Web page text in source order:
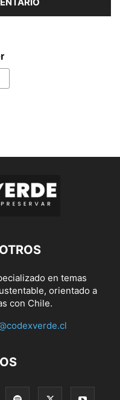
en temas
orientado a
con Chile.